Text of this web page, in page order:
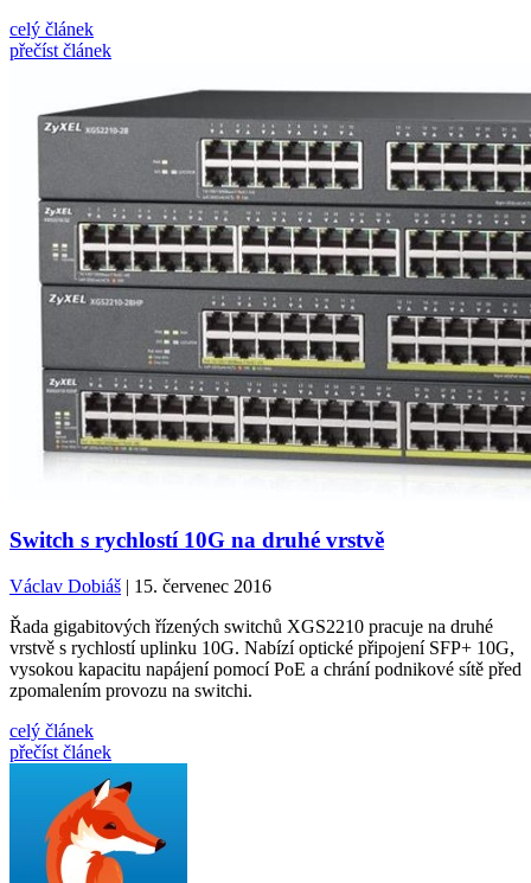
celý článek
přečíst článek
Switch s rychlostí 10G na druhé vrstvě
Václav Dobiáš| 15. červenec 2016
Řada gigabitových řízených switchů XGS2210 pracuje na druhé
vrstvě s rychlostí uplinku 10G. Nabízí optické připojení SFP+ 10G,
vysokou kapacitu napájení pomocí PoE a chrání podnikové sítě před
zpomalením provozu na switchi.
celý článek
přečíst článek